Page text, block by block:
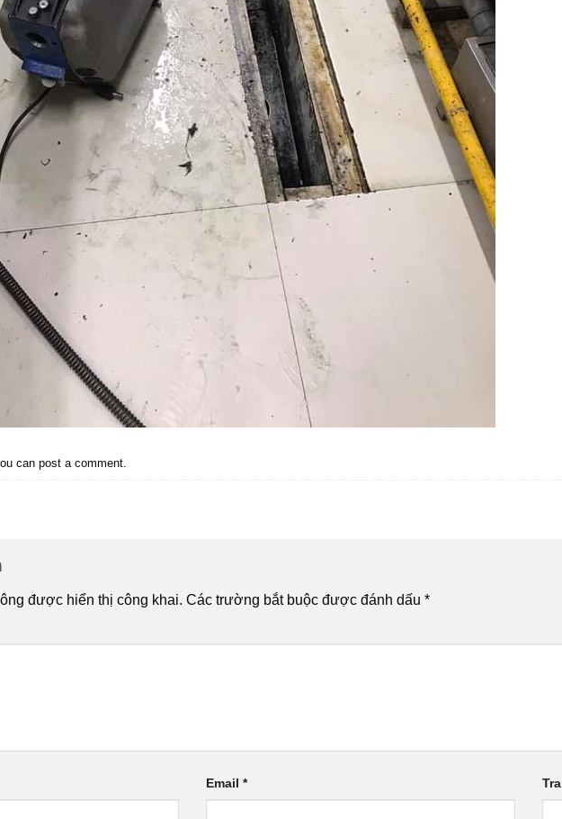
can post a comment.
được hiển thị công khai. Các trường bắt buộc được đánh dấu *
Email*